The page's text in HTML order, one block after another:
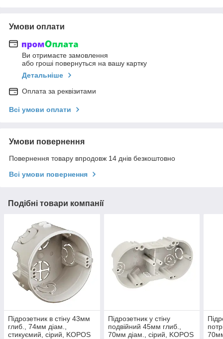
Умови оплати
Ви отримаєте замовлення
або гроші повернуться на вашу картку
Детальніше
Оплата за реквізитами
Всі умови оплати
Умови повернення
Повернення товару впродовж 14 днів безкоштовно
Всі умови повернення
Подібні товари компанії
Підрозетник в стіну 43мм
глиб., 74мм діам.,
стикуємий, сірий, KOPOS
Підрозетник у стіну
подвійний 45мм глиб.,
70мм діам., сірий, KOPOS